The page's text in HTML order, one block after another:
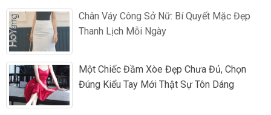
Chân Váy Công Sở Nữ: Bí Quyết Mặc Đẹp
Thanh Lịch Mỗi Ngày
Một Chiếc Đầm Xòe Đẹp Chưa Đủ, Chọn
Đúng Kiểu Tay Mới Thật Sự Tôn Dáng